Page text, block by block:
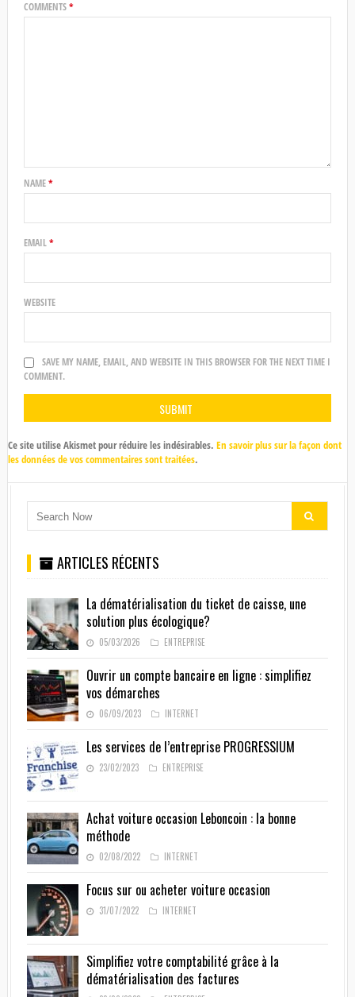
COMMENTS*
NAME*
EMAIL*
WEBSITE
SAVE MY NAME, EMAIL, AND WEBSITE IN THIS BROWSER FOR THE NEXT TIME I
COMMENT.
Ce site utilise Akismet pour réduire les indésirables. En savoir plus sur la façon dont
les données de vos commentaires sont traitées.
ARTICLES RÉCENTS
La dématérialisation du ticket de caisse, une
solution plus écologique?
05/03/2026 ENTREPRISE
Ouvrir un compte bancaire en ligne : simplifiez
vos démarches
06/09/2023 INTERNET
Les services de l’entreprise PROGRESSIUM
23/02/2023 ENTREPRISE
Achat voiture occasion Leboncoin : la bonne
méthode
02/08/2022 INTERNET
Focus sur ou acheter voiture occasion
31/07/2022 INTERNET
Simplifiez votre comptabilité grâce à la
dématérialisation des factures